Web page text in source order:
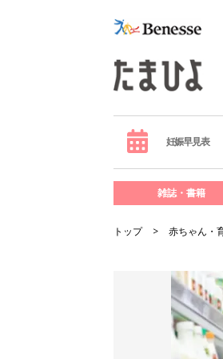
妊娠早見表
雑誌・書籍
トップ 赤ちゃん・